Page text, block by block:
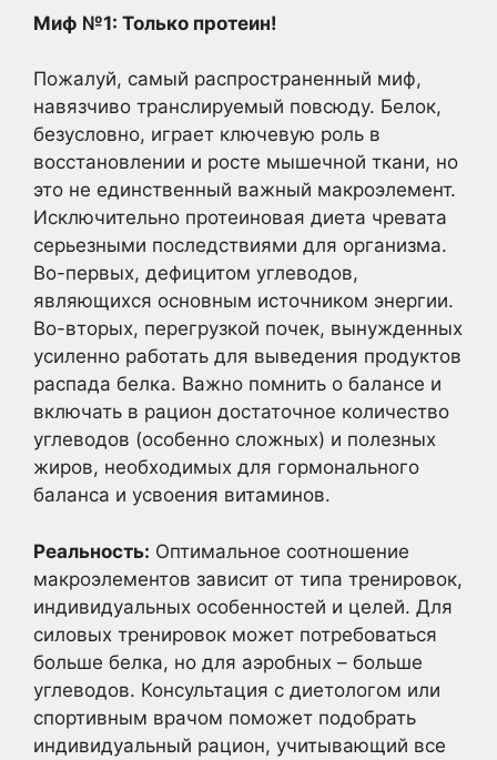
Миф №1: Только протеин!
Пожалуй, самый распространенный миф,
навязчиво транслируемый повсюду. Белок,
безусловно, играет ключевую роль в
восстановлении и росте мышечной ткани, но
это не единственный важный макроэлемент.
Исключительно протеиновая диета чревата
серьезными последствиями для организма.
Во-первых, дефицитом углеводов,
являющихся основным источником энергии.
Во-вторых, перегрузкой почек, вынужденных
усиленно работать для выведения продуктов
распада белка. Важно помнить о балансе и
включать в рацион достаточное количество
углеводов (особенно сложных) и полезных
жиров, необходимых для гормонального
баланса и усвоения витаминов.
Реальность: Оптимальное соотношение
макроэлементов зависит от типа тренировок,
индивидуальных особенностей и целей. Для
силовых тренировок может потребоваться
больше белка, но для аэробных – больше
углеводов. Консультация с диетологом или
спортивным врачом поможет подобрать
индивидуальный рацион, учитывающий все